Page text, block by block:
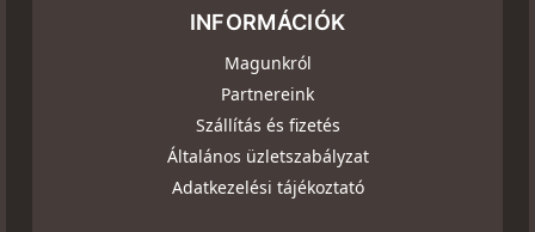
INFORMÁCIÓK
Magunkról
Partnereink
Szállítás és fizetés
Általános üzletszabályzat
Adatkezelési tájékoztató